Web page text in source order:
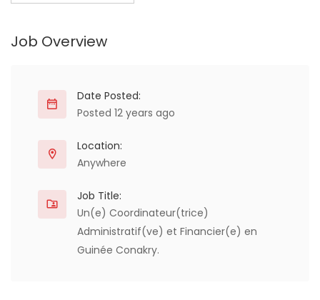
Job Overview
Date Posted:
Posted 12 years ago
Location:
Anywhere
Job Title:
Un(e) Coordinateur(trice)
Administratif(ve) et Financier(e) en
Guinée Conakry.